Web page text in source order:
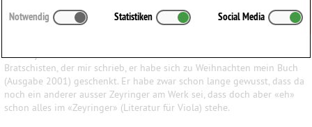
Konrad EwaldVorwort zum Buch «Musik für Bratsche» (4.
Auflage)
Zu Neujahr 2012 erhielt ich einen lieben Brief eines süddeutschen
Bratschisten, der mir schrieb, er habe sich zu Weihnachten mein Buch
(Ausgabe 2001) geschenkt. Er habe zwar schon lange gewusst, dass da
noch ein anderer ausser Zeyringer am Werk sei, dass doch aber «eh»
schon alles im «Zeyringer» (Literatur für Viola) stehe.
Notwendig Statistiken Social Media